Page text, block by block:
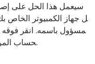
سيعمل هذا الحل على
ل جهاز الكمبيوتر الخاص
مسؤول باسمه. انقر فوقه
حساب المرتبطة بالبريد الإلكتروني المرتبط به.